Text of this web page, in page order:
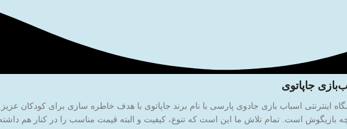
جاپاتوی
بازیگوش است. تمام تلاش ما این است که تنوع، کیفیت و البته قیمت مناسب را در کنار هم